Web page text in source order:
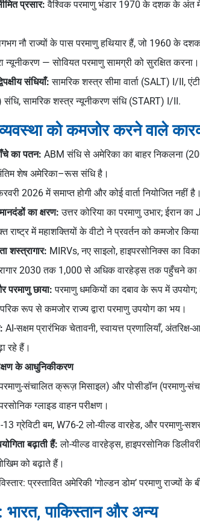
प्रसार: वैश्विक परमाणु भंडार 1970 के दशक के अंत
नौ राज्यों के पास परमाणु हथियार हैं, जो 1960 के
न्यूनीकरण — सोवियत परमाणु सामग्री को सुरक्षित करना।
संधियाँ: सामरिक शस्त्र सीमा वार्ता (SALT) I/II,
संधि, सामरिक शस्त्र न्यूनीकरण संधि (START) I/II.
को कमजोर करने वाले
का पतन: ABM संधि से अमेरिका का बाहर निकलना
शेष अमेरिका–रूस संधि है।
2026 में समाप्त होगी और कोई वार्ता नियोजित नहीं है।
का क्षरण: उत्तर कोरिया का परमाणु उभार; ईरान
में महाशक्तियों के वीटो ने प्रवर्तन को कमजोर
शस्त्रागार: MIRVs, नए साइलो, हाइपरसोनिक्स का
2030 तक 1,000 से अधिक वारहेड्स तक पहुँचने
छाया: परमाणु धमकियों का दबाव के रूप में उपयोग;
रूप से कमजोर राज्य द्वारा परमाणु उपयोग का भय।
AI-सक्षम प्रारंभिक चेतावनी, स्वायत्त प्रणालियाँ,
रहे हैं।
के आधुनिकीकरण
संचालित क्रूज़ मिसाइल) और पोसीडॉन (परमाणु-
ग्लाइड वाहन परीक्षण।
ग्रेविटी बम, W76-2 लो-यील्ड वारहेड, और परमाणु-
बढ़ाती हैं: लो-यील्ड वारहेड्स, हाइपरसोनिक
को बढ़ाते हैं।
प्रस्तावित अमेरिकी ‘गोल्डन डोम’ परमाणु राज्यों
पाकिस्तान और अन्य